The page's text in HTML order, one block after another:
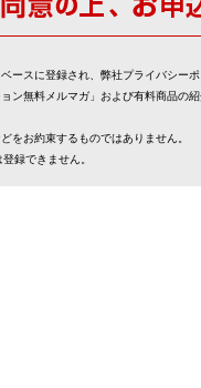
ースに登録され、弊社プライバシー
ン無料メルマガ」および有料商品の
をお約束するものではありません。
録できません。